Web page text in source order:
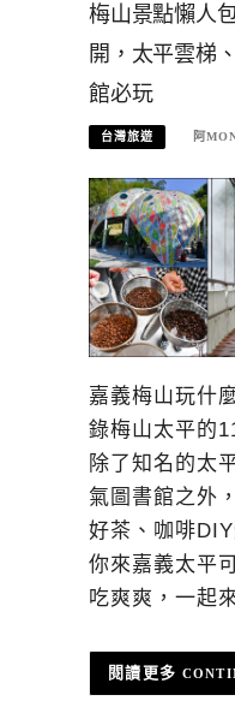
梅山景點懶人
開，太平雲梯
館必玩
台灣旅遊 阿
嘉義梅山玩什
錄梅山太平的
除了知名的太
氣圖書館之外
好茶、咖啡
你來嘉義太平
吃爽爽，一起